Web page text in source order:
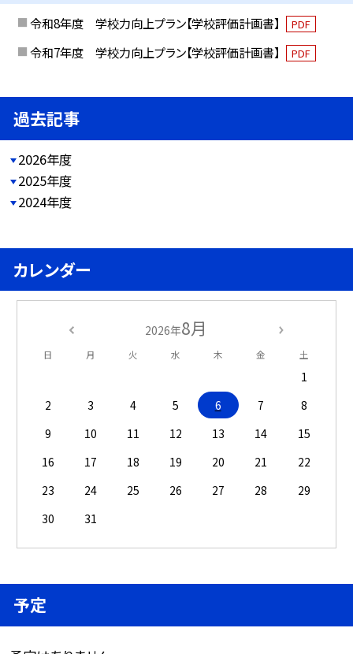
令和8年度 学校力向上プラン【学校評価計画書】 PDF
令和7年度 学校力向上プラン【学校評価計画書】 PDF
過去記事
2026年度
2025年度
2024年度
カレンダー
2026年8月
日 月 火 水 木 金 土
1
2
3 4 5 6 7
8
9
10 11 12 13 14
15
16
17 18 19 20 21
22
23
24 25 26 27 28
29
30
31
予定